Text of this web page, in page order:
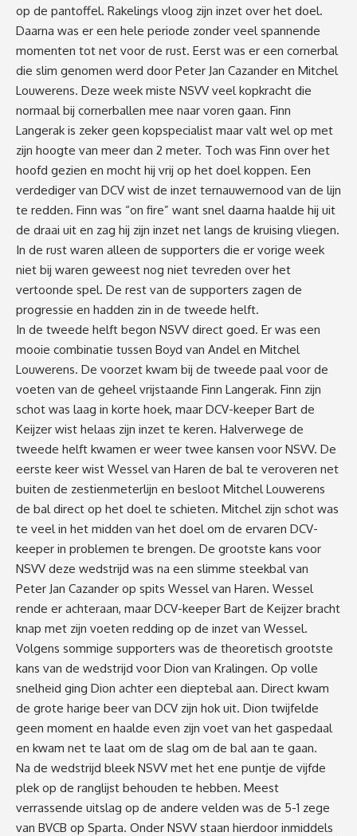
op de pantoffel. Rakelings vloog zijn inzet over het doel.
Daarna was er een hele periode zonder veel spannende
momenten tot net voor de rust. Eerst was er een cornerbal
die slim genomen werd door Peter Jan Cazander en Mitchel
Louwerens. Deze week miste NSVV veel kopkracht die
normaal bij cornerballen mee naar voren gaan. Finn
Langerak is zeker geen kopspecialist maar valt wel op met
zijn hoogte van meer dan 2 meter. Toch was Finn over het
hoofd gezien en mocht hij vrij op het doel koppen. Een
verdediger van DCV wist de inzet ternauwernood van de lijn
te redden. Finn was “on fire” want snel daarna haalde hij uit
de draai uit en zag hij zijn inzet net langs de kruising vliegen.
In de rust waren alleen de supporters die er vorige week
niet bij waren geweest nog niet tevreden over het
vertoonde spel. De rest van de supporters zagen de
progressie en hadden zin in de tweede helft.
In de tweede helft begon NSVV direct goed. Er was een
mooie combinatie tussen Boyd van Andel en Mitchel
Louwerens. De voorzet kwam bij de tweede paal voor de
voeten van de geheel vrijstaande Finn Langerak. Finn zijn
schot was laag in korte hoek, maar DCV-keeper Bart de
Keijzer wist helaas zijn inzet te keren. Halverwege de
tweede helft kwamen er weer twee kansen voor NSVV. De
eerste keer wist Wessel van Haren de bal te veroveren net
buiten de zestienmeterlijn en besloot Mitchel Louwerens
de bal direct op het doel te schieten. Mitchel zijn schot was
te veel in het midden van het doel om de ervaren DCV-
keeper in problemen te brengen. De grootste kans voor
NSVV deze wedstrijd was na een slimme steekbal van
Peter Jan Cazander op spits Wessel van Haren. Wessel
rende er achteraan, maar DCV-keeper Bart de Keijzer bracht
knap met zijn voeten redding op de inzet van Wessel.
Volgens sommige supporters was de theoretisch grootste
kans van de wedstrijd voor Dion van Kralingen. Op volle
snelheid ging Dion achter een dieptebal aan. Direct kwam
de grote harige beer van DCV zijn hok uit. Dion twijfelde
geen moment en haalde even zijn voet van het gaspedaal
en kwam net te laat om de slag om de bal aan te gaan.
Na de wedstrijd bleek NSVV met het ene puntje de vijfde
plek op de ranglijst behouden te hebben. Meest
verrassende uitslag op de andere velden was de 5-1 zege
van BVCB op Sparta. Onder NSVV staan hierdoor inmiddels